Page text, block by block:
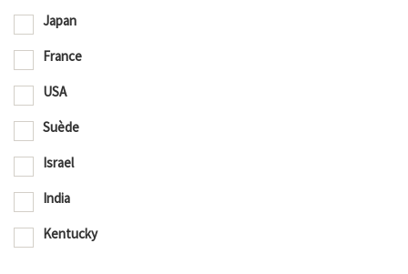
Japan
France
USA
Suède
Israel
India
Kentucky